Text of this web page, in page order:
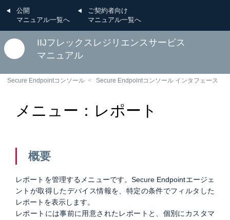
公開
マニュアル一覧へ
ご契約者向け
マニュアル一覧へ
IIJフレックスレジリエンスサービス
マニュアル
Secure Endpointコンソール Secure Endpointコンソール インタフェース
メニュー：レポート
概要
レポートを管理するメニューです。Secure Endpointエージェ
ントが取得したデバイス情報を、特定の条件でフィルタした
レポートを表示します。
レポートには事前に用意されたレポートと、個別にカスタマ